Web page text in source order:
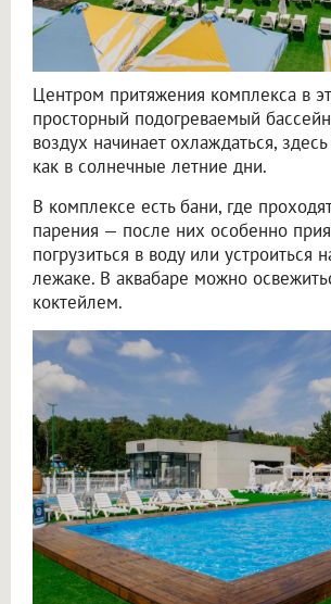
Центром притяжения комплекса в
просторный подогреваемый
воздух начинает охлаждаться,
как в солнечные летние дни.
В комплексе есть бани, где
парения — после них особенно
погрузиться в воду или устроиться
лежаке. В аквабаре можно
коктейлем.